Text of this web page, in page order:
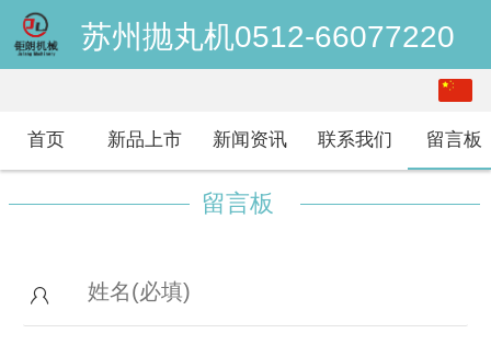
苏州抛丸机0512-66077220
English
首页 新品上市 新闻资讯 联系我们 留言板
留言板